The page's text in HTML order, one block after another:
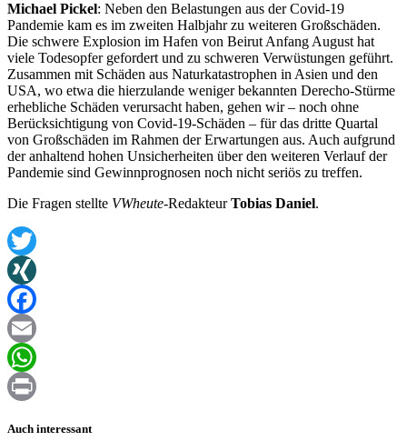
Michael Pickel: Neben den Belastungen aus der Covid-19
Pandemie kam es im zweiten Halbjahr zu weiteren Großschäden.
Die schwere Explosion im Hafen von Beirut Anfang August hat
viele Todesopfer gefordert und zu schweren Verwüstungen geführt.
Zusammen mit Schäden aus Naturkatastrophen in Asien und den
USA, wo etwa die hierzulande weniger bekannten Derecho-Stürme
erhebliche Schäden verursacht haben, gehen wir – noch ohne
Berücksichtigung von Covid-19-Schäden – für das dritte Quartal
von Großschäden im Rahmen der Erwartungen aus. Auch aufgrund
der anhaltend hohen Unsicherheiten über den weiteren Verlauf der
Pandemie sind Gewinnprognosen noch nicht seriös zu treffen.
Die Fragen stellte VWheute-RedakteurTobias Daniel.
Twitter
XING
Facebook
Email
WhatsApp
Auch interessant